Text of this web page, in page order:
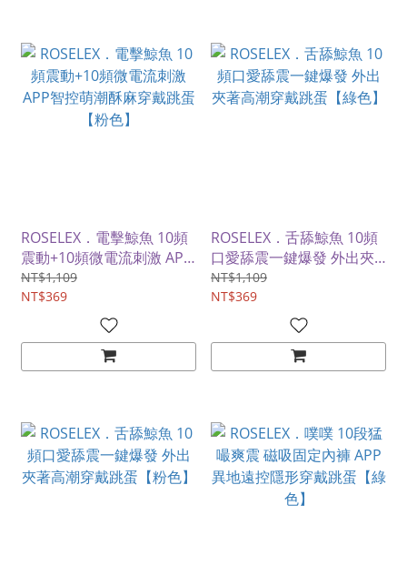
ROSELEX．電擊鯨魚 10頻
震動+10頻微電流刺激 APP
智控萌潮酥麻穿戴跳蛋【粉
色】
NT$1,109
NT$369
ROSELEX．舌舔鯨魚 10頻
口愛舔震一鍵爆發 外出夾
著高潮穿戴跳蛋【綠色】
NT$1,109
NT$369